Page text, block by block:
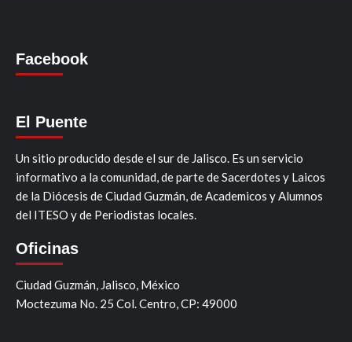
Facebook
El Puente
Un sitio producido desde el sur de Jalisco. Es un servicio
informativo a la comunidad, de parte de Sacerdotes y Laicos
de la Diócesis de Ciudad Guzmán, de Academicos y Alumnos
del ITESO y de Periodistas locales.
Oficinas
Ciudad Guzmán, Jalisco, México
Moctezuma No. 25 Col. Centro, CP: 49000